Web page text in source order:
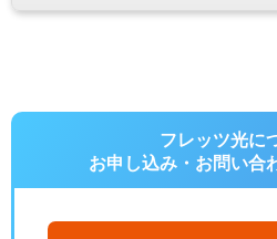
フレッツ光に
お申し込み・お問い合